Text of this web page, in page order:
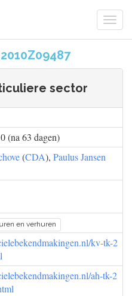
sector
(na 63 dagen)
(CDA), Paulus Jansen
en verhuren
kv-tk-2
ah-tk-2